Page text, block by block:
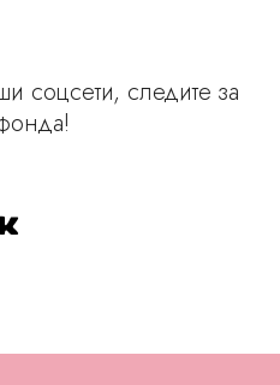
соцсети, следите за